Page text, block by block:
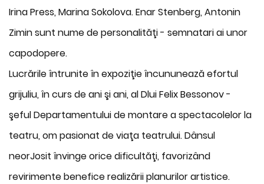
Irina Press, Marina Sokolova. Enar Stenberg, Antonin
Zimin sunt nume de personalităţi - semnatari ai unor
capodopere.
Lucrările întrunite în expoziţie încununează efortul
grijuliu, în curs de ani şi ani, al Dlui Felix Bessonov -
şeful Departamentului de montare a spectacolelor la
teatru, om pasionat de viaţa teatrului. Dânsul
neorJosit învinge orice dificultăţi, favorizând
revirimente benefice realizării planurilor artistice.